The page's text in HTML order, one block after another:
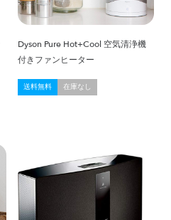
Dyson Pure Hot+Cool 空気清浄機
付きファンヒーター
送料無料 在庫なし